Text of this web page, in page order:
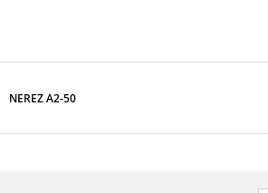
NEREZ A2-50